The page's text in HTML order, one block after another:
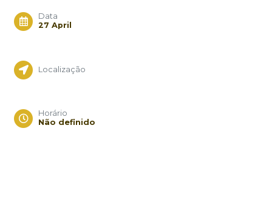
Data
27 April
Localização
Horário
Não definido